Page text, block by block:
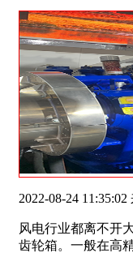
2022-08-24
风电行业都离不开
齿轮箱。一般在高